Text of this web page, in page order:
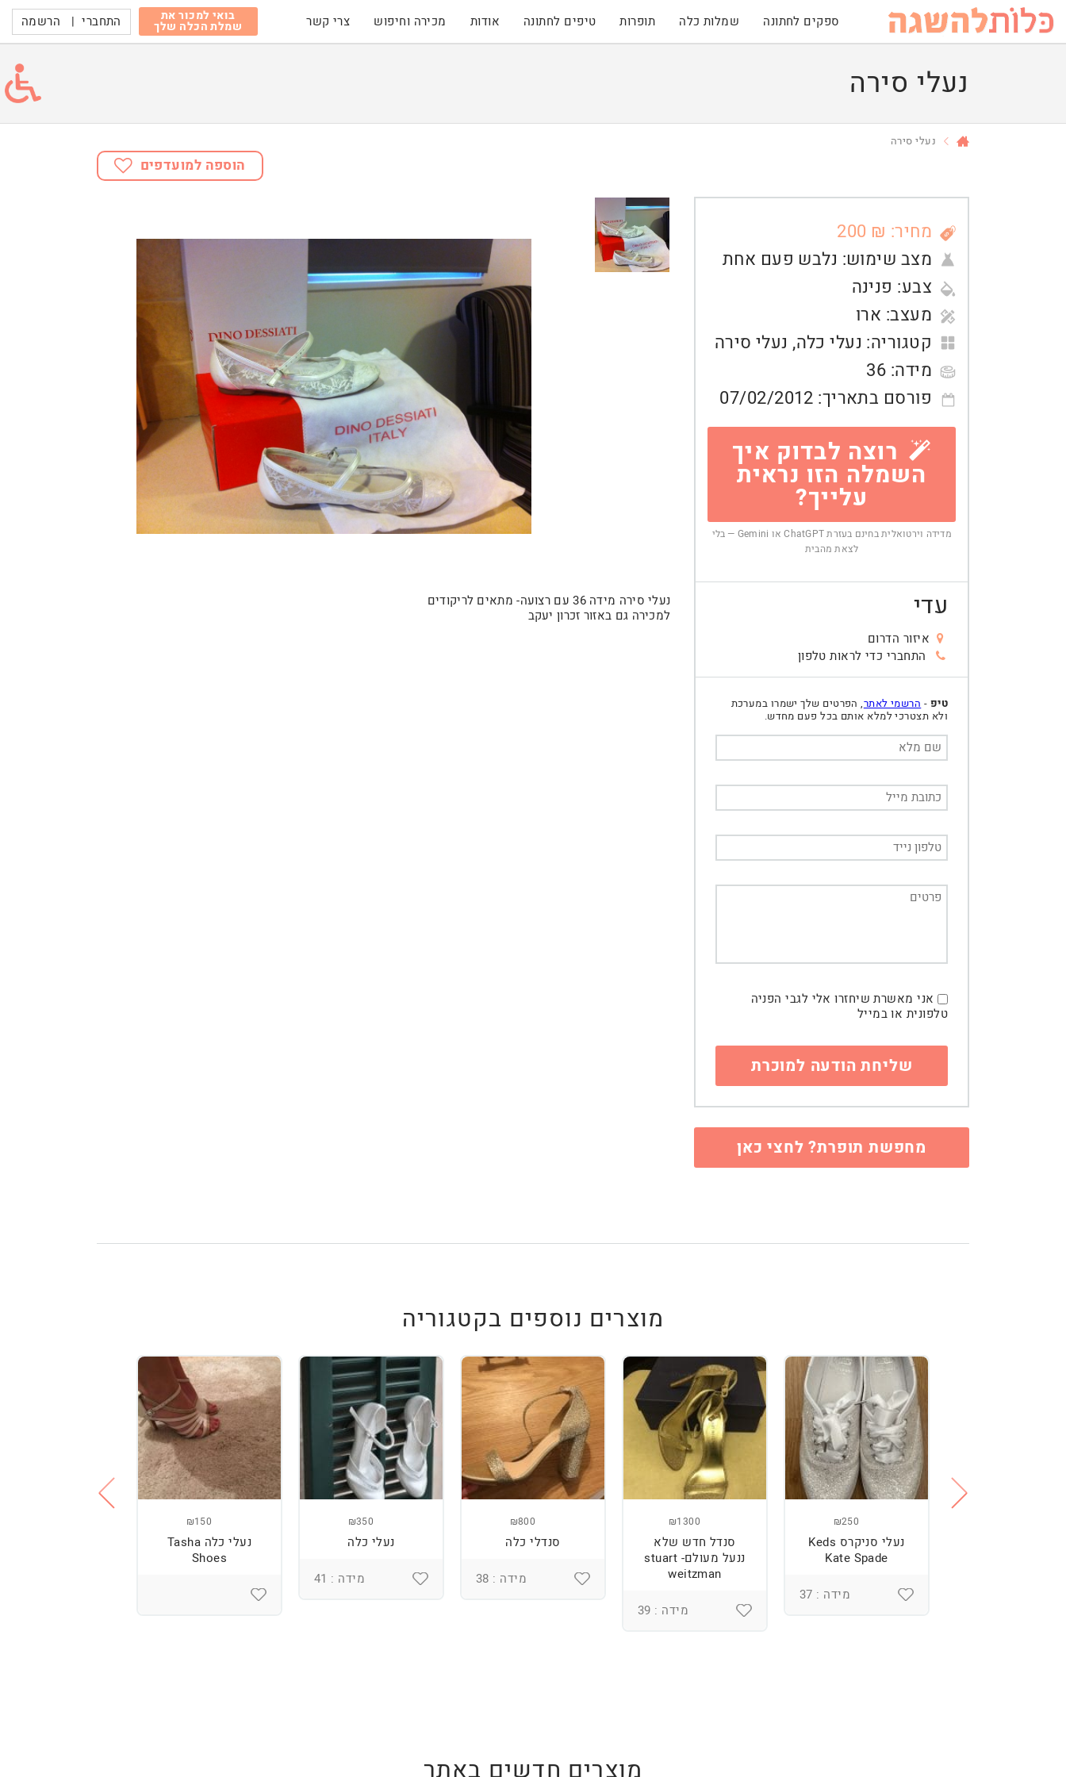
ספקים לחתונה שמלות כלה תופרות טיפים לחתונה אודות מכירה וחיפוש צרי קשר בואי למכור את
שמלת הכלה שלך התחברי | הרשמה
נעלי סירה
נעלי סירה
הוספה למועדפים
מחיר: ₪ 200
מצב שימוש: נלבש פעם אחת
צבע: פנינה
מעצב: ארו
קטגוריה: נעלי כלה, נעלי סירה
מידה: 36
פורסם בתאריך: 07/02/2012
רוצה לבדוק איך
השמלה הזו נראית
עלייך?
מדידה וירטואלית בחינם בעזרת ChatGPT או Gemini — בלי
לצאת מהבית
עדי
איזור הדרום
התחברי כדי לראות טלפון
טיפ - הרשמי לאתר, הפרטים שלך ישמרו במערכת
ולא תצטרכי למלא אותם בכל פעם מחדש.
אני מאשרת שיחזרו אלי לגבי הפניה
טלפונית או במייל
מחפשת תופרת? לחצי כאן
נעלי סירה מידה 36 עם רצועה- מתאים לריקודים
למכירה גם באזור זכרון יעקב
מוצרים נוספים בקטגוריה
₪250
נעלי סניקרס Keds
Kate Spade
מידה : 37
₪1300
סנדל חדש שלא
ננעל מעולם- stuart
weitzman
מידה : 39
₪800
סנדלי כלה
מידה : 38
₪350
נעלי כלה
מידה : 41
₪150
נעלי כלה Tasha
Shoes